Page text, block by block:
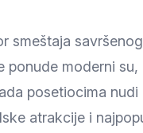
smeštaja
ponude moderni
posetiocima
atrakcije i